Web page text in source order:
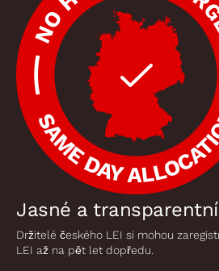
Jasné a
Držitelé českého LEI si mohou
LEI až na pět let dopředu.